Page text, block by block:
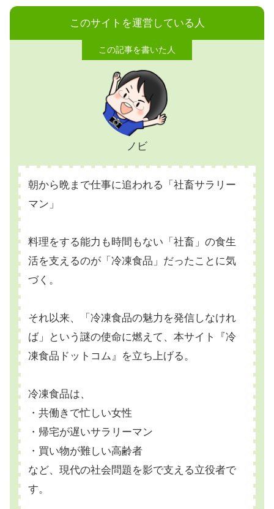
このサイトを運営している人
ノビ
朝から晩まで仕事に追われる「社畜サラリー
マン」
料理をする能力も時間もない「社畜」の食生
活を支えるのが「冷凍食品」だったことに気
づく。
それ以来、「冷凍食品の魅力を発信しなけれ
ば」という謎の使命に燃えて、本サイト『冷
凍食品ドットコム』を立ち上げる。
冷凍食品は、
・共働きで忙しい女性
・帰宅が遅いサラリーマン
・買い物が難しい高齢者
など、現代の社会問題を影で支える立役者で
す。